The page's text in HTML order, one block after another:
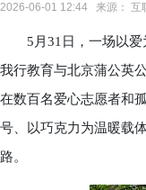
2026-06-01 12:44 来源： 互
5月31日，一场以爱为
我行教育与北京蒲公英
在数百名爱心志愿者和
号、以巧克力为温暖载
路。